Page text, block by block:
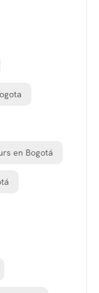
en Bogotá